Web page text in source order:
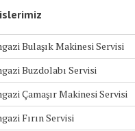
Bulaşık Makinesi Servisi
Buzdolabı Servisi
Çamaşır Makinesi Servisi
Fırın Servisi